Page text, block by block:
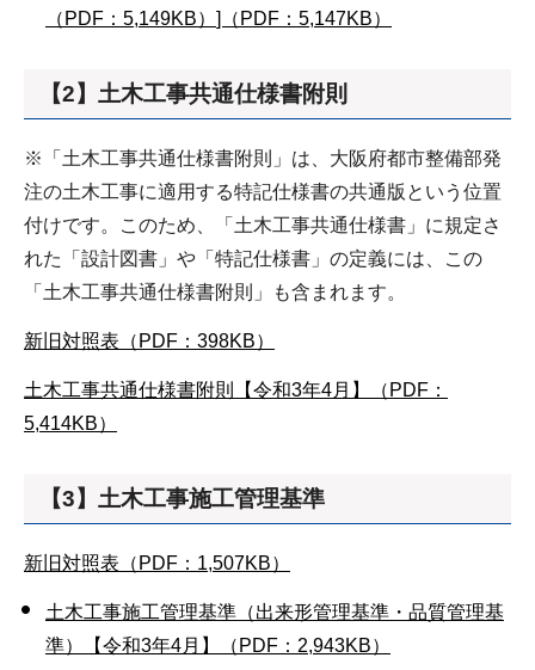
（PDF：5,149KB） ]（PDF：5,147KB）
【2】土木工事共通仕様書附則
※「土木工事共通仕様書附則」は、大阪府都市整備部発
注の土木工事に適用する特記仕様書の共通版という位置
付けです。このため、「土木工事共通仕様書」に規定さ
れた「設計図書」や「特記仕様書」の定義には、この
「土木工事共通仕様書附則」も含まれます。
新旧対照表（PDF：398KB）
土木工事共通仕様書附則【令和3年4月】（PDF：
5,414KB）
【3】土木工事施工管理基準
新旧対照表（PDF：1,507KB）
土木工事施工管理基準（出来形管理基準・品質管理基
準）【令和3年4月】（PDF：2,943KB）